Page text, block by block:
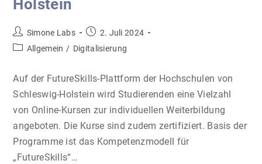
Holstein
Beitrags-
Autor:
Simone Labs
Beitrag
veröffentlicht:
2. Juli 2024
Beitrags-
Allgemein / Digitalisierung
Auf der FutureSkills-Plattform der Hochschulen von
Schleswig-Holstein wird Studierenden eine Vielzahl
von Online-Kursen zur individuellen Weiterbildung
angeboten. Die Kurse sind zudem zertifiziert. Basis der
Programme ist das Kompetenzmodell für
„FutureSkills“…